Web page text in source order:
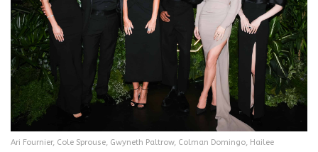
Ari Fournier, Cole Sprouse, Gwyneth Paltrow, Colman Domingo, Hailee